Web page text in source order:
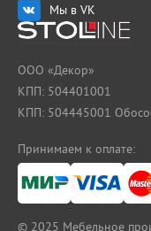
Мы в VK
ООО «Декор»
КПП: 504401001
КПП: 504445001
Принимаем к оплате:
© 2025 Мебельное